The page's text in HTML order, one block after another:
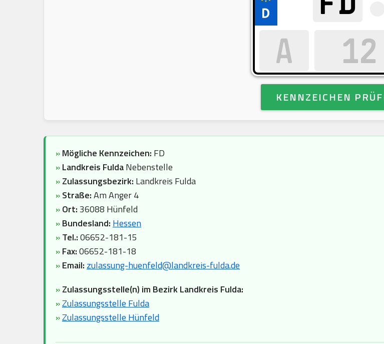
KENNZEICHEN
»Mögliche Kennzeichen: FD
»Landkreis FuldaNebenstelle
»Zulassungsbezirk: Landkreis Fulda
»Straße:Am Anger 4
»Ort:36088 Hünfeld
»Bundesland: Hessen
»Tel.:06652-181-15
»Fax:06652-181-18
»Email: zulassung-huenfeld@landkreis-fulda.de
»Zulassungsstelle(n) im Bezirk Landkreis Fulda:
»Zulassungsstelle Fulda
»Zulassungsstelle Hünfeld